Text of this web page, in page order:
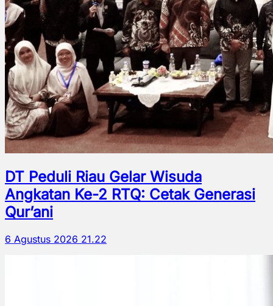
DT Peduli Riau Gelar Wisuda
Angkatan Ke-2 RTQ: Cetak Generasi
Qur’ani
6 Agustus 2026 21.22